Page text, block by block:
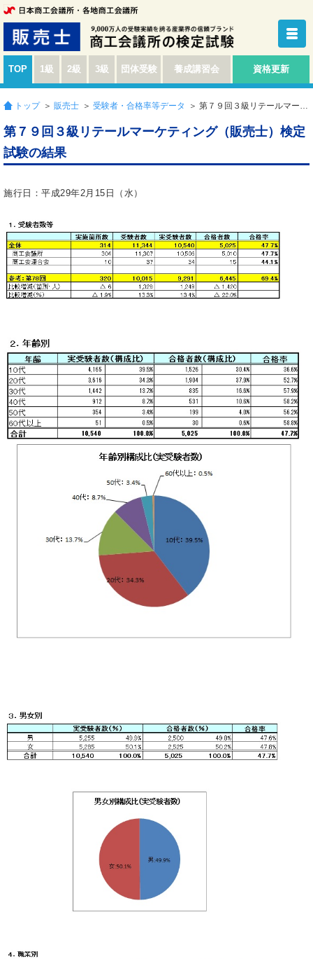
TOP 1級 2級 3級 団体受験 養成講習会 資格更新
トップ ＞ 販売士 ＞ 受験者・合格率等データ ＞ 第７９回３級リテールマーケティング（販売士）検定試験の結果
第７９回３級リテールマーケティング（販売士）検定
試験の結果
施行日：平成29年2月15日（水）